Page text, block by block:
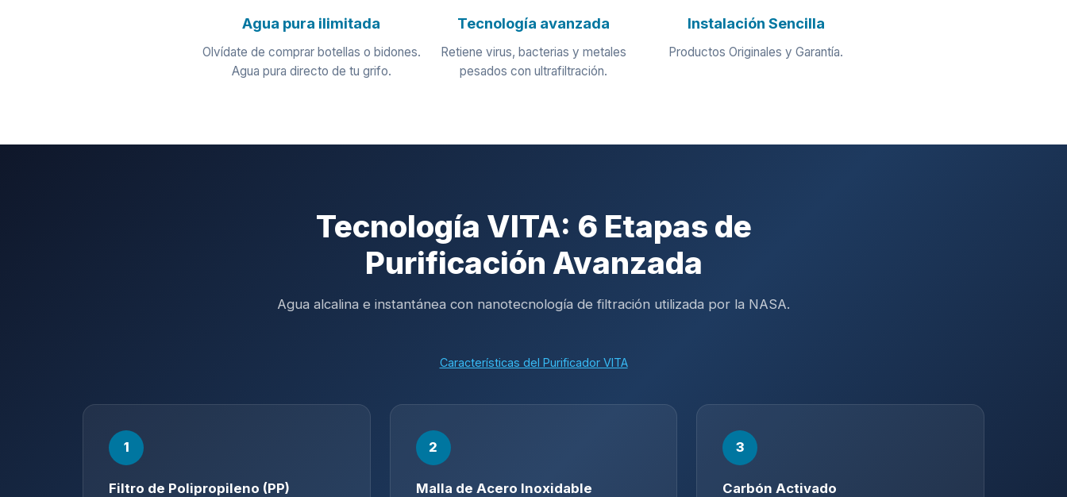
Agua pura ilimitada
Olvídate de comprar botellas o bidones.
Agua pura directo de tu grifo.
Tecnología avanzada
Retiene virus, bacterias y metales
pesados con ultrafiltración.
Instalación Sencilla
Productos Originales y Garantía.
Tecnología VITA: 6 Etapas de
Purificación Avanzada
Agua alcalina e instantánea con nanotecnología de filtración utilizada por la NASA.
Características del Purificador VITA
1
Filtro de Polipropileno (PP)
2
Malla de Acero Inoxidable
3
Carbón Activado